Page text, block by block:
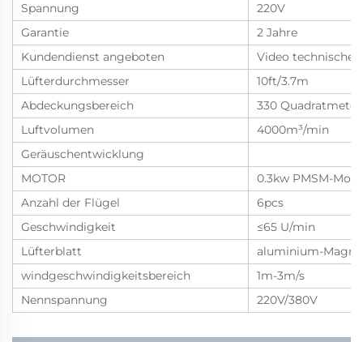
Spannung
220V
Garantie
2 Jahre
Kundendienst angeboten
Video technische
Lüfterdurchmesser
10ft/3.7m
Abdeckungsbereich
330 Quadratmeter
Luftvolumen
4000m³/min
Geräuschentwicklung
MOTOR
0.3kw PMSM-
Anzahl der Flügel
6pcs
Geschwindigkeit
≤65 U/min
Lüfterblatt
aluminium-
windgeschwindigkeitsbereich
1m-3m/s
Nennspannung
220V/380V